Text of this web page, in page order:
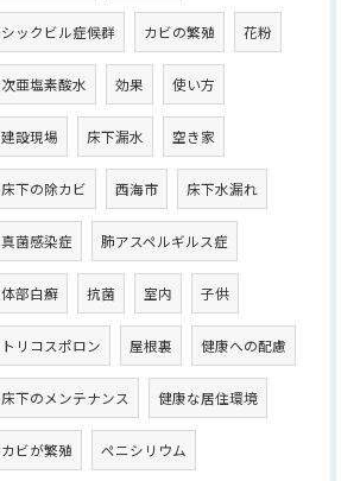
シックビル症候群 カビの繁殖 花粉
次亜塩素酸水 効果 使い方
建設現場 床下漏水 空き家
床下の除カビ 西海市 床下水漏れ
真菌感染症 肺アスペルギルス症
体部白癬 抗菌 室内 子供
トリコスポロン 屋根裏 健康への配慮
床下のメンテナンス 健康な居住環境
カビが繁殖 ペニシリウム